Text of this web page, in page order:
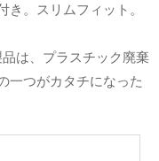
。スリムフィット。
は、プラスチック廃棄
一つがカタチになった